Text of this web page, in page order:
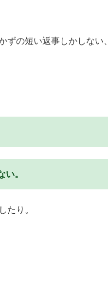
ずの短い返事しかしない、
。
たり。